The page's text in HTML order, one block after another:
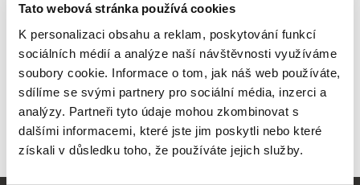
Tato webová stránka používá cookies
K personalizaci obsahu a reklam, poskytování funkcí
sociálních médií a analýze naší návštěvnosti využíváme
soubory cookie. Informace o tom, jak náš web používáte,
sdílíme se svými partnery pro sociální média, inzerci a
analýzy. Partneři tyto údaje mohou zkombinovat s
dalšími informacemi, které jste jim poskytli nebo které
získali v důsledku toho, že používáte jejich služby.
Milostné písně
Zpět na všechny výběry